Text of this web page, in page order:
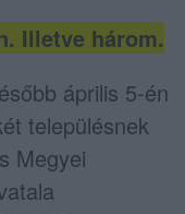
Illetve három.
április 5-én
településnek
Megyei